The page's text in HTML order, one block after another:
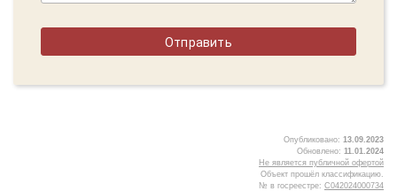
Опубликовано: 13.09.2023
Обновлено: 11.01.2024
Не является публичной офертой
Объект прошёл классификацию.
№ в госреестре: С042024000734